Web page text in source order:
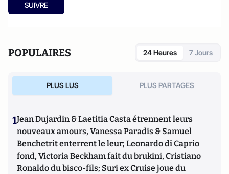
SUIVRE
POPULAIRES 24 Heures 7 Jours
PLUS LUS PLUS PARTAGES
1Jean Dujardin & Laetitia Casta étrennent leurs
nouveaux amours, Vanessa Paradis & Samuel
Benchetrit enterrent le leur; Leonardo di Caprio
fond, Victoria Beckham fait du brukini, Cristiano
Ronaldo du bisco-fils; Suri ex Cruise joue du